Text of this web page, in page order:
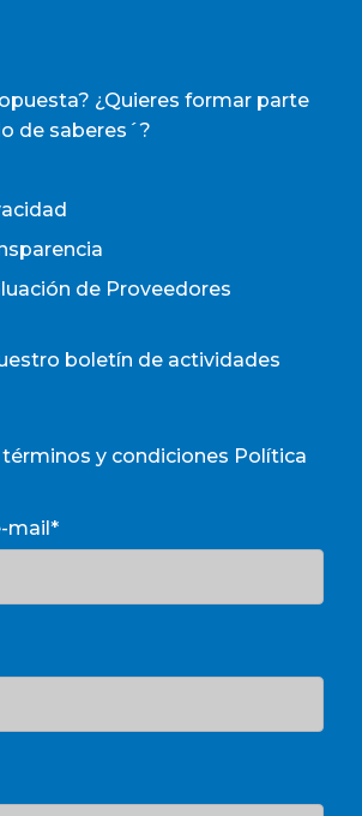
¿Quieres formar parte
de saberes´?
de Proveedores
boletín de actividades
y condiciones Política
mail*